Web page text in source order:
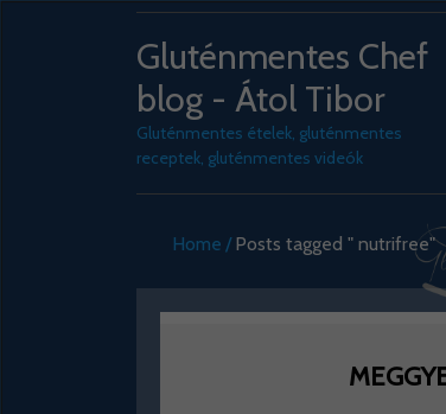
Gluténmentes Chef
blog - Átol Tibor
Gluténmentes ételek, gluténmentes
receptek, gluténmentes videók
Home Posts tagged " nutrifree"